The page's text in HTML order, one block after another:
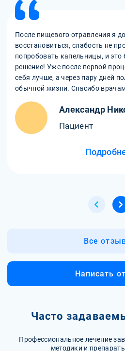
После пищевого отравления я
восстановиться, слабость не
попробовать капельницы, и это
решение! Уже после первой
себя лучше, а через пару дней
обычной жизни. Спасибо врачам
Александр
Пациент
Все
Написать
Часто
Профессиональное лечение
методики и